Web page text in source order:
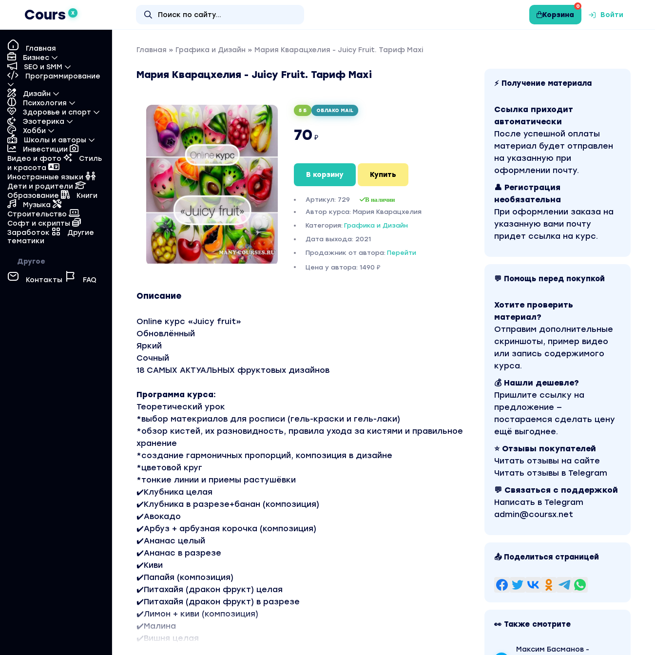
Cours X
0
Корзина Войти
Главная
Бизнес
SEO и SMM
Программирование
Дизайн
Психология
Здоровье и спорт
Эзотерика
Хобби
Школы и авторы
Инвестиции
Видео и фото
Стиль
и красота
Иностранные языки
Дети и родители
Образование
Книги
Музыка
Строительство
Софт и скрипты
Заработок
Другие
тематики
Другое
Контакты FAQ
Главная » Графика и Дизайн » Мария Кварацхелия - Juicy Fruit. Тариф Maxi
Мария Кварацхелия - Juicy Fruit. Тариф Maxi
5 Б ОБЛАКО MAIL
70 ₽
В корзину Купить
Артикул: 729 В наличии
Автор курса: Мария Кварацхелия
Категория: Графика и Дизайн
Дата выхода: 2021
Продажник от автора: Перейти
Цена у автора: 1490 ₽
Описание
Online курс «Juicy fruit»
Обновлённый
Яркий
Сочный
18 САМЫХ АКТУАЛЬНЫХ фруктовых дизайнов
Программа курса:
Теоретический урок
*выбор матекриалов для росписи (гель-краски и гель-лаки)
*обзор кистей, их разновидность, правила ухода за кистями и правильное
хранение
*создание гармоничных пропорций, композиция в дизайне
*цветовой круг
*тонкие линии и приемы растушёвки
✔️Клубника целая
✔️Клубника в разрезе+банан (композиция)
✔️Авокадо
✔️Арбуз + арбузная корочка (композиция)
✔️Ананас целый
✔️Ананас в разрезе
✔️Киви
✔️Папайя (композиция)
✔️Питахайя (дракон фрукт) целая
✔️Питахайя (дракон фрукт) в разрезе
✔️Лимон + киви (композиция)
✔️Малина
✔️Вишня целая
⚡ Получение материала
Ссылка приходит
автоматически
После успешной оплаты
материал будет отправлен
на указанную при
оформлении почту.
👤 Регистрация
необязательна
При оформлении заказа на
указанную вами почту
придет ссылка на курс.
💬 Помощь перед покупкой
Хотите проверить
материал?
Отправим дополнительные
скриншоты, пример видео
или запись содержимого
курса.
💰 Нашли дешевле?
Пришлите ссылку на
предложение —
постараемся сделать цену
ещё выгоднее.
⭐ Отзывы покупателей
Читать отзывы на сайте
Читать отзывы в Telegram
💬 Связаться с поддержкой
Написать в Telegram
admin@coursx.net
📤 Поделиться страницей
👀 Также смотрите
Максим Басманов -